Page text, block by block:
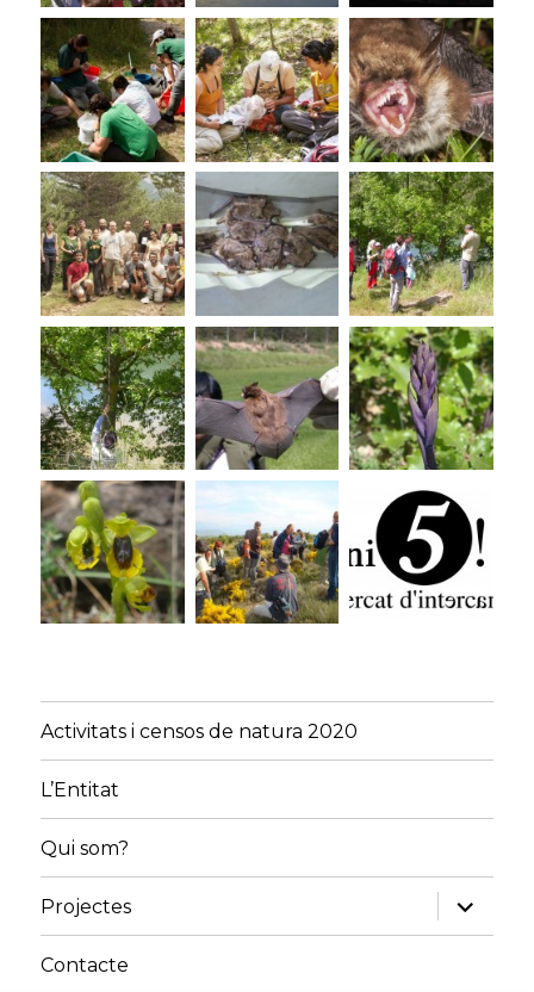
Activitats i censos de natura 2020
L’Entitat
Qui som?
Projectes
amplia
el
menú
Contacte